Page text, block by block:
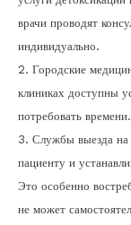
врачи проводят
индивидуально.
2. Городские
клиниках доступны
потребовать времени.
3. Службы выезда
пациенту и
Это особенно
не может